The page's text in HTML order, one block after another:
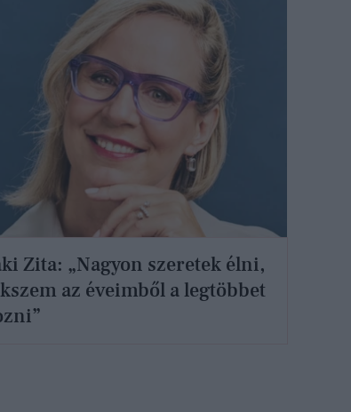
Zita: „Nagyon szeretek élni,
az éveimből a legtöbbet